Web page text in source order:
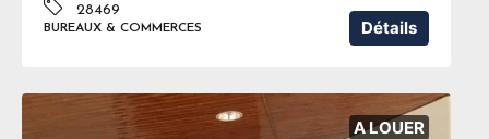
28469
BUREAUX & COMMERCES Détails
A LOUER